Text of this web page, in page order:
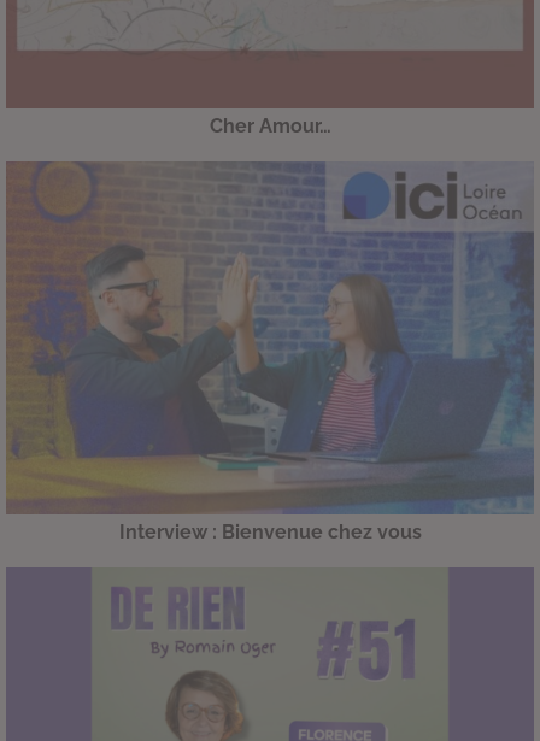
Cher Amour…
Interview : Bienvenue chez vous